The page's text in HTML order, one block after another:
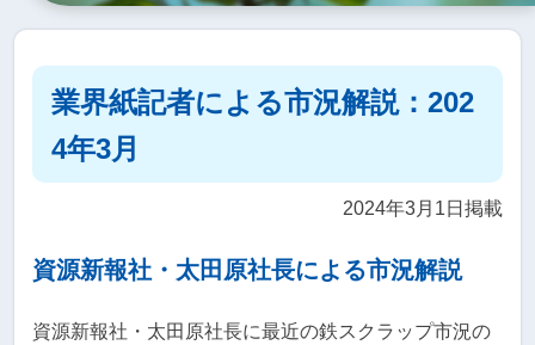
業界紙記者による市況解説：202
4年3月
2024年3月1日掲載
資源新報社・太田原社長による市況解説
資源新報社・太田原社長に最近の鉄スクラップ市況の